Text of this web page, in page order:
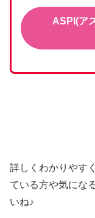
ASPI(ア
詳しくわかりやす
ている方や気にな
いね♪